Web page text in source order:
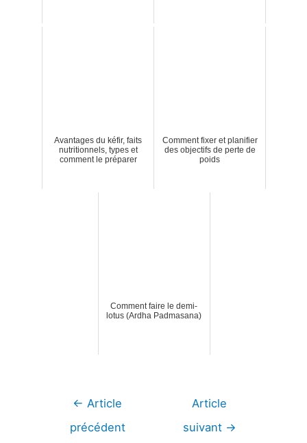
Avantages du kéfir, faits
nutritionnels, types et
comment le préparer
Comment fixer et planifier
des objectifs de perte de
poids
Comment faire le demi-
lotus (Ardha Padmasana)
Navigation
← Article
précédent
Article
suivant →